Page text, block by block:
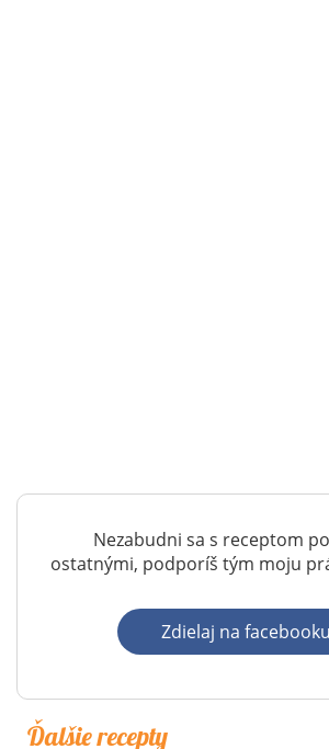
Nezabudni sa s receptom
ostatnými, podporíš tým moju
Zdielaj na facebooku
Ďalšie recepty